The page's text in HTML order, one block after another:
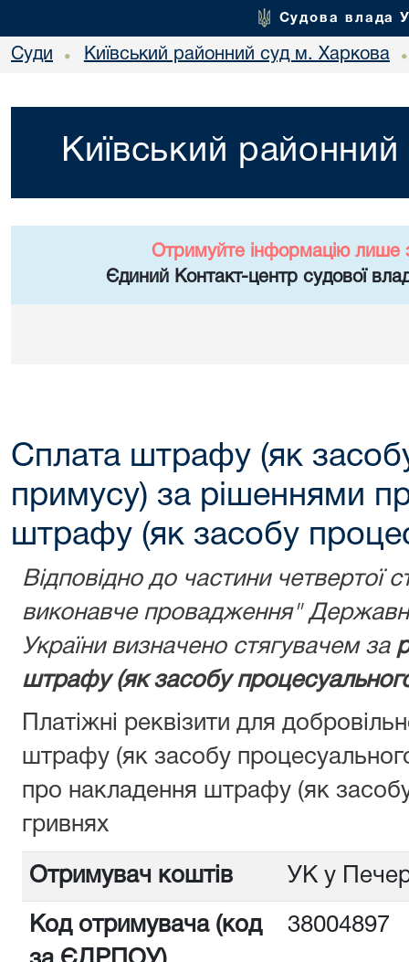
Судова влада
Суди • Київський районний суд м. Харкова •
Київський
Отримуйте інформацію лише
Єдиний Контакт-центр судової
Сплата штрафу (як
примусу) за рішеннями
штрафу (як засобу
Відповідно до частини четвертої
виконавче провадження"
України визначено стягувачем за
штрафу (як засобу
Платіжні реквізити для
штрафу (як засобу
про накладення штрафу (як
гривнях
Отримувач коштів УК у
Код отримувача (код
38004897